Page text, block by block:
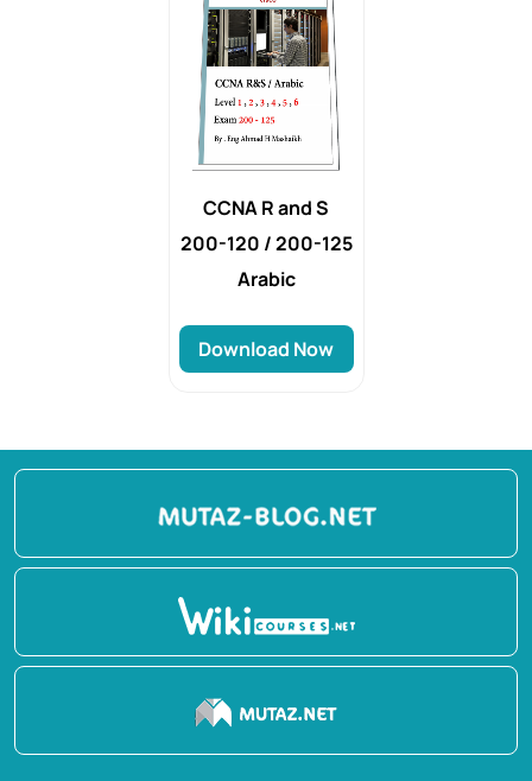
CCNA R and S
200-120 / 200-125
Arabic
Download Now